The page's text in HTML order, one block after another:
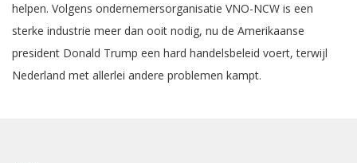
helpen. Volgens ondernemersorganisatie VNO-NCW is een
sterke industrie meer dan ooit nodig, nu de Amerikaanse
president Donald Trump een hard handelsbeleid voert, terwijl
Nederland met allerlei andere problemen kampt.